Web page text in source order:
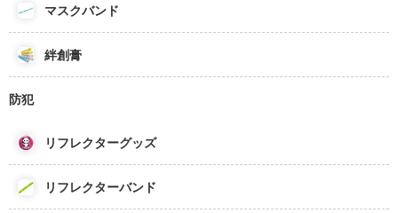
マスクバンド
絆創膏
防犯
リフレクターグッズ
リフレクターバンド